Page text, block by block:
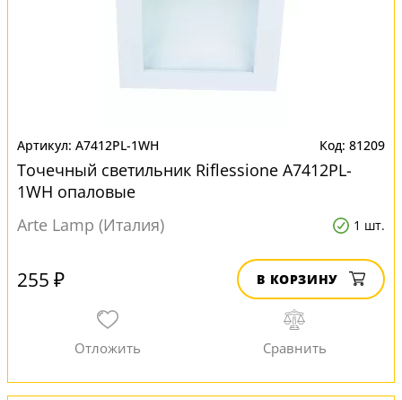
A7412PL-1WH 81209
Точечный светильник Riflessione A7412PL-
1WH опаловые
Arte Lamp (Италия)
1 шт.
255 ₽ В КОРЗИНУ